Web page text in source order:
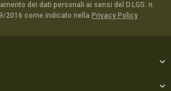
dei dati personali ai sensi del D.LGS. n.
2016 come indicato nella Privacy Policy